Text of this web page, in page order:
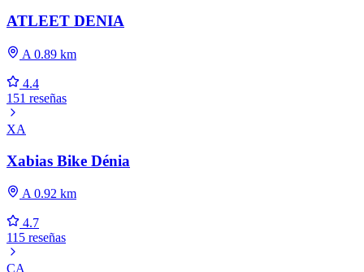
ATLEET DENIA
A 0.89 km
4.4
151 reseñas
XA
Xabias Bike Dénia
A 0.92 km
4.7
115 reseñas
CA